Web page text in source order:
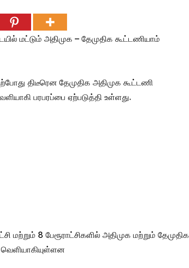
மட்டும் அதிமுக – தேமுதிக கூட்டணியாம்
திடீரென தேமுதிக அதிமுக கூட்டணி
பரபரப்பை ஏற்படுத்தி உள்ளது.
8 பேரூராட்சிகளில் அதிமுக மற்றும் தேமுதிக